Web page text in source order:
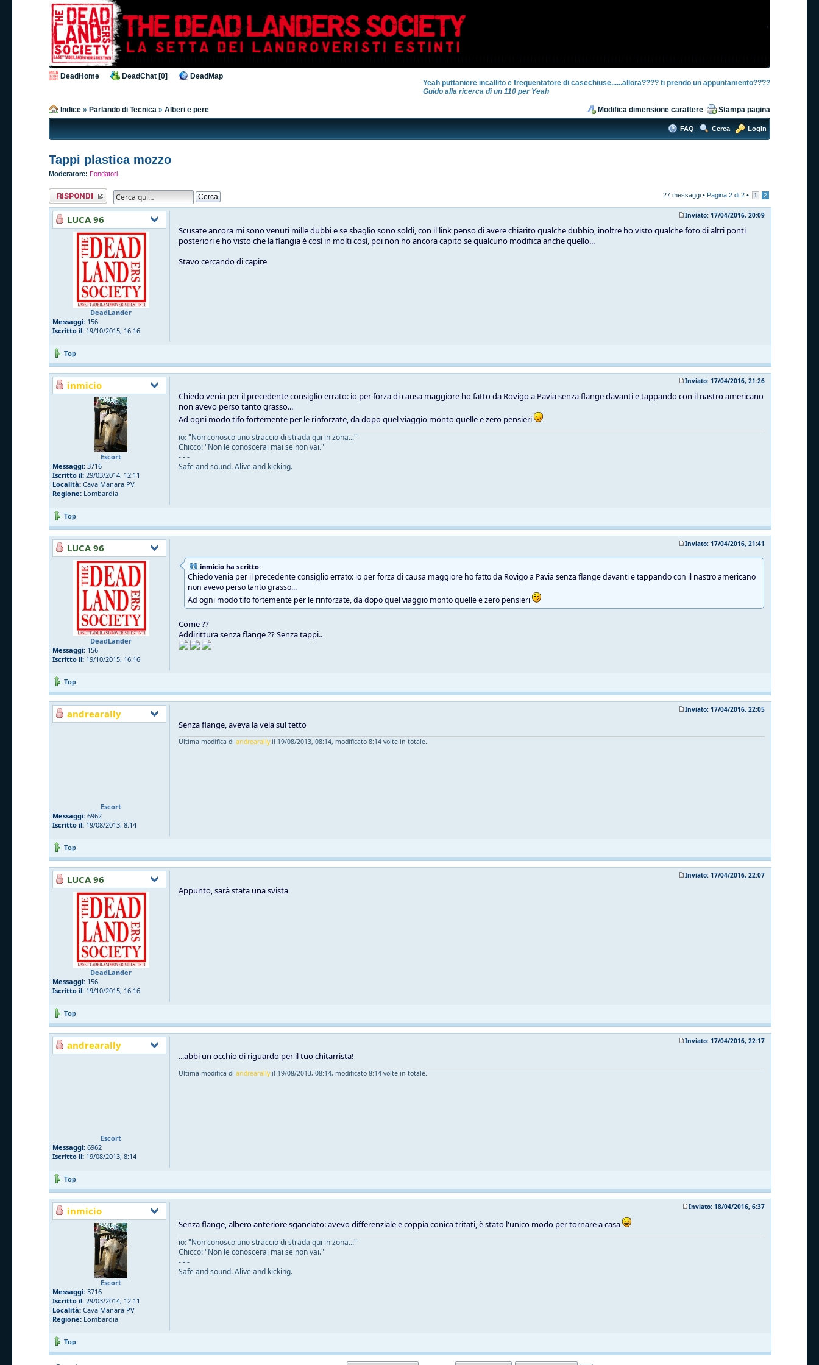
DeadHome DeadChat [0] DeadMap
Yeah puttaniere incallito e frequentatore di casechiuse......allora???? ti prendo un appuntamento????
Guido alla ricerca di un 110 per Yeah
Indice » Parlando di Tecnica » Alberi e pere Modifica dimensione carattere Stampa pagina
FAQ Cerca Login
Tappi plastica mozzo
Moderatore: Fondatori
Rispondi al
messaggio
27 messaggi • Pagina 2 di 2 • 1 2
LUCA 96
DeadLander
Messaggi: 156
Iscritto il: 19/10/2015, 16:16
Inviato: 17/04/2016, 20:09
Scusate ancora mi sono venuti mille dubbi e se sbaglio sono soldi, con il link penso di avere chiarito qualche dubbio, inoltre ho visto qualche foto di altri ponti
posteriori e ho visto che la flangia é così in molti così, poi non ho ancora capito se qualcuno modifica anche quello...
Stavo cercando di capire
Top
inmicio
Escort
Messaggi: 3716
Iscritto il: 29/03/2014, 12:11
Località: Cava Manara PV
Regione: Lombardia
Inviato: 17/04/2016, 21:26
Chiedo venia per il precedente consiglio errato: io per forza di causa maggiore ho fatto da Rovigo a Pavia senza flange davanti e tappando con il nastro americano
non avevo perso tanto grasso...
Ad ogni modo tifo fortemente per le rinforzate, da dopo quel viaggio monto quelle e zero pensieri
io: "Non conosco uno straccio di strada qui in zona..."
Chicco: "Non le conoscerai mai se non vai."
- - -
Safe and sound. Alive and kicking.
Top
LUCA 96
DeadLander
Messaggi: 156
Iscritto il: 19/10/2015, 16:16
Inviato: 17/04/2016, 21:41
inmicio ha scritto:
Chiedo venia per il precedente consiglio errato: io per forza di causa maggiore ho fatto da Rovigo a Pavia senza flange davanti e tappando con il nastro americano
non avevo perso tanto grasso...
Ad ogni modo tifo fortemente per le rinforzate, da dopo quel viaggio monto quelle e zero pensieri
Come ??
Addirittura senza flange ?? Senza tappi..
Top
andrearally
Escort
Messaggi: 6962
Iscritto il: 19/08/2013, 8:14
Inviato: 17/04/2016, 22:05
Senza flange, aveva la vela sul tetto
Ultima modifica di andrearallyil 19/08/2013, 08:14, modificato 8:14 volte in totale.
Top
LUCA 96
DeadLander
Messaggi: 156
Iscritto il: 19/10/2015, 16:16
Inviato: 17/04/2016, 22:07
Appunto, sarà stata una svista
Top
andrearally
Escort
Messaggi: 6962
Iscritto il: 19/08/2013, 8:14
Inviato: 17/04/2016, 22:17
...abbi un occhio di riguardo per il tuo chitarrista!
Ultima modifica di andrearallyil 19/08/2013, 08:14, modificato 8:14 volte in totale.
Top
inmicio
Escort
Messaggi: 3716
Iscritto il: 29/03/2014, 12:11
Località: Cava Manara PV
Regione: Lombardia
Inviato: 18/04/2016, 6:37
Senza flange, albero anteriore sganciato: avevo differenziale e coppia conica tritati, è stato l'unico modo per tornare a casa
io: "Non conosco uno straccio di strada qui in zona..."
Chicco: "Non le conoscerai mai se non vai."
- - -
Safe and sound. Alive and kicking.
Top